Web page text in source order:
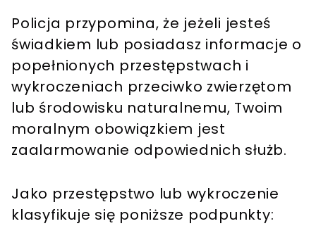
Policja przypomina, że jeżeli jesteś
świadkiem lub posiadasz informacje o
popełnionych przestępstwach i
wykroczeniach przeciwko zwierzętom
lub środowisku naturalnemu, Twoim
moralnym obowiązkiem jest
zaalarmowanie odpowiednich służb.
Jako przestępstwo lub wykroczenie
klasyfikuje się poniższe podpunkty: